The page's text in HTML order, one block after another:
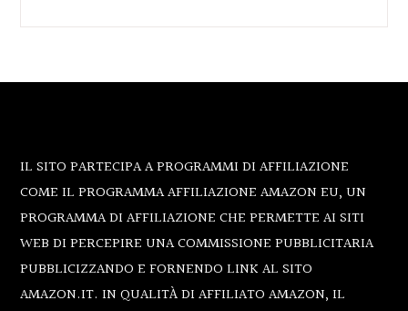
Footer
IL SITO PARTECIPA A PROGRAMMI DI AFFILIAZIONE
COME IL PROGRAMMA AFFILIAZIONE AMAZON EU, UN
PROGRAMMA DI AFFILIAZIONE CHE PERMETTE AI SITI
WEB DI PERCEPIRE UNA COMMISSIONE PUBBLICITARIA
PUBBLICIZZANDO E FORNENDO LINK AL SITO
AMAZON.IT. IN QUALITÀ DI AFFILIATO AMAZON, IL